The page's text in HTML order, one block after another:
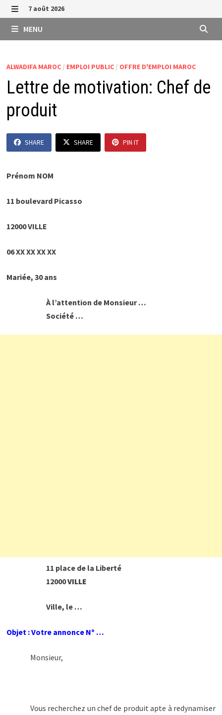
Passer
au
contenu
MENU
7 août 2026
MENU
ALWADIFA MAROC/ EMPLOI PUBLIC/ OFFRE D'EMPLOI MAROC
Lettre de motivation: Chef de
produit
SHARE SHARE PIN IT
Prénom NOM
11 boulevard Picasso
12000 VILLE
06XX XX XX XX
Mariée, 30 ans
À l’attention de Monsieur …
Société …
11 place de la Liberté
12000VILLE
Ville, le …
Objet : Votre annonce Nº …
Monsieur,
Vous recherchez un chef de produit apte à redynamiser